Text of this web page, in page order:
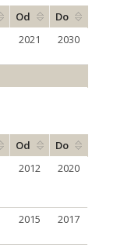
Od
Do
2021 2030
Od
Do
2012 2020
2015 2017